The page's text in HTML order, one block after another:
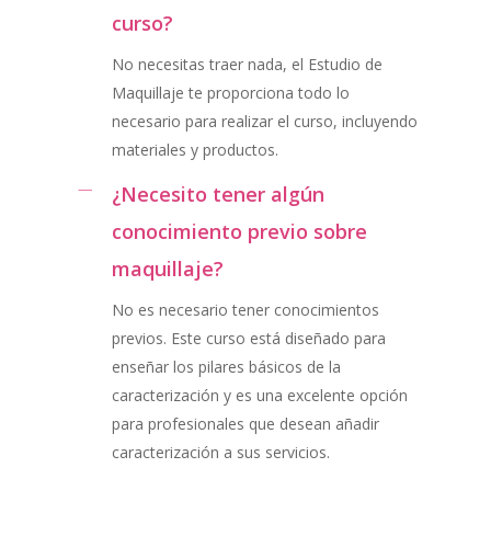
curso?
No necesitas traer nada, el Estudio de
Maquillaje te proporciona todo lo
necesario para realizar el curso, incluyendo
materiales y productos.
¿Necesito tener algún
conocimiento previo sobre
maquillaje?
No es necesario tener conocimientos
previos. Este curso está diseñado para
enseñar los pilares básicos de la
caracterización y es una excelente opción
para profesionales que desean añadir
caracterización a sus servicios.